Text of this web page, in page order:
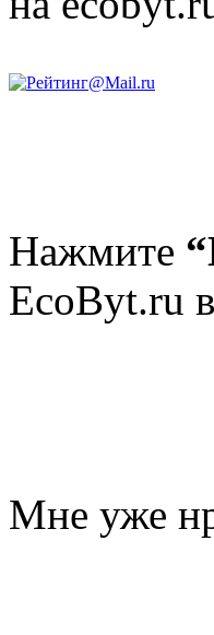
Нажмите
EcoByt.ru
Мне уже